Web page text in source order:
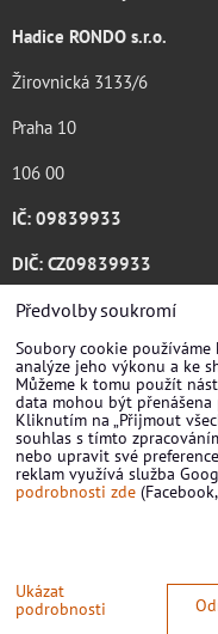
Hadice RONDO s.r.o.
Žirovnická 3133/6
Praha 10
106 00
IČ: 09839933
DIČ: CZ09839933
Katalog ke stažení .pdf
Předvolby soukromí
Předvolby soukromí
Soubory cookie
analýze jeho výkonu a ke
Můžeme k tomu použít
data mohou být přenášena
Kliknutím na „Přijmout
souhlas s tímto
nebo upravit své
reklam využívá služba
podrobnosti zde
Ukázat
podrobnosti